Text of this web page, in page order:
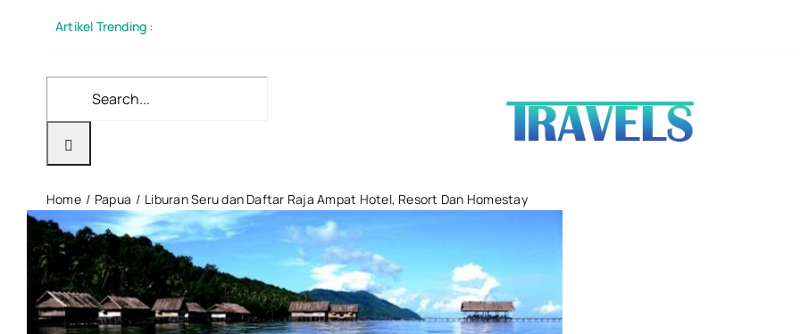
Artikel Trending : Harga
Home Papua Liburan Seru dan Daftar Raja Ampat Hotel, Resort Dan Homestay